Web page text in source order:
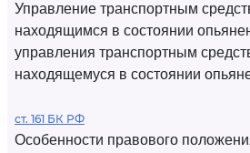
Управление транспортным
находящимся в состоянии
управления транспортным
находящемуся в состоянии
ст. 161 БК РФ
Особенности правового